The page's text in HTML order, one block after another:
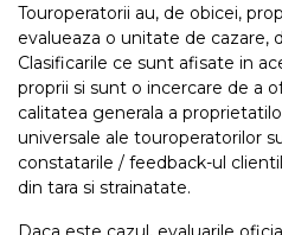
Touroperatorii au, de obicei,
evalueaza o unitate de cazare,
Clasificarile ce sunt afisate in
proprii si sunt o incercare de a
calitatea generala a
universale ale touroperatorilor
constatarile / feedback-ul
din tara si strainatate.